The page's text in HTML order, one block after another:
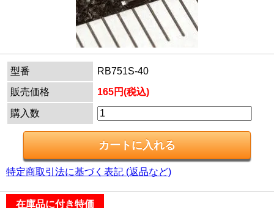
型番
RB751S-40
販売価格
165円(税込)
購入数
特定商取引法に基づく表記 (返品など)
在庫品に付き特価